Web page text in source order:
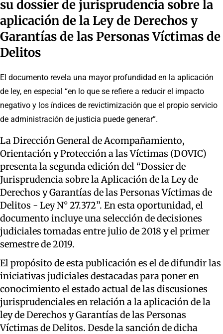
su dossier de jurisprudencia sobre la
aplicación de la Ley de Derechos y
Garantías de las Personas Víctimas de
Delitos
El documento revela una mayor profundidad en la aplicación
de ley, en especial “en lo que se refiere a reducir el impacto
negativo y los índices de revictimización que el propio servicio
de administración de justicia puede generar”.
La Dirección General de Acompañamiento,
Orientación y Protección a las Víctimas (DOVIC)
presenta la segunda edición del “Dossier de
Jurisprudencia sobre la Aplicación de la Ley de
Derechos y Garantías de las Personas Víctimas de
Delitos - Ley N° 27.372”. En esta oportunidad, el
documento incluye una selección de decisiones
judiciales tomadas entre julio de 2018 y el primer
semestre de 2019.
El propósito de esta publicación es el de difundir las
iniciativas judiciales destacadas para poner en
conocimiento el estado actual de las discusiones
jurisprudenciales en relación a la aplicación de la
ley de Derechos y Garantías de las Personas
Víctimas de Delitos. Desde la sanción de dicha